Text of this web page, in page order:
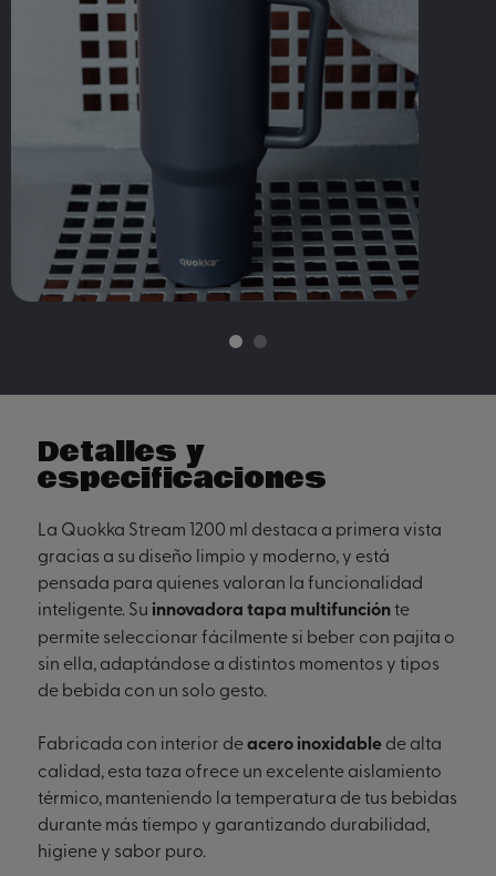
Detalles y
especificaciones
La Quokka Stream 1200 ml destaca a primera vista
gracias a su diseño limpio y moderno, y está
pensada para quienes valoran la funcionalidad
inteligente. Su innovadora tapa multifunciónte
permite seleccionar fácilmente si beber con pajita o
sin ella, adaptándose a distintos momentos y tipos
de bebida con un solo gesto.
Fabricada con interior deacero inoxidablede alta
calidad, esta taza ofrece un excelente aislamiento
térmico, manteniendo la temperatura de tus bebidas
durante más tiempo y garantizando durabilidad,
higiene y sabor puro.